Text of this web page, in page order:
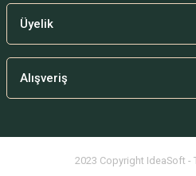
Üyelik
Alışveriş
2023 Copyright IdeaSoft -